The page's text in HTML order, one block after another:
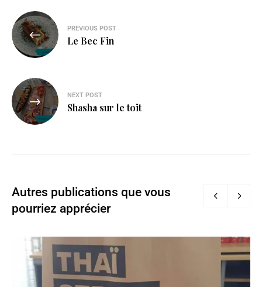
PREVIOUS POST
Le Bec Fin
NEXT POST
Shasha sur le toit
Autres publications que vous
pourriez apprécier